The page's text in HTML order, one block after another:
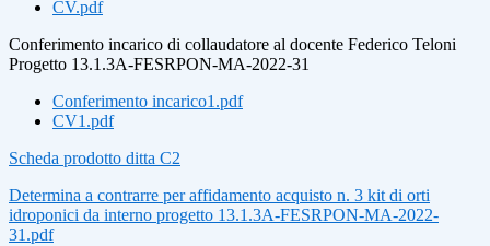
CV.pdf
Conferimento incarico di collaudatore al docente Federico Teloni
Progetto 13.1.3A-FESRPON-MA-2022-31
Conferimento incarico1.pdf
CV1.pdf
Scheda prodotto ditta C2
Determina a contrarre per affidamento acquisto n. 3 kit di orti
idroponici da interno progetto 13.1.3A-FESRPON-MA-2022-
31.pdf